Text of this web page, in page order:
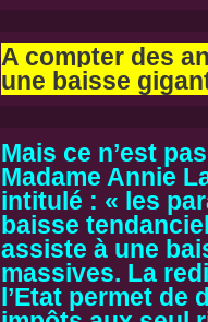
A compter des
une baisse
Mais ce n’est
Madame Annie
intitulé : « les
baisse
assiste à une
massives. La
l’Etat permet de